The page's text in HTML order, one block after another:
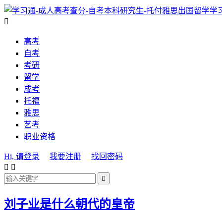
学

高考
自考
考研
留学
成考
托福
雅思
艺考
职业资格
Hi, 请登录 我要注册
找回密码
 

刘子业是什么朝代的皇帝